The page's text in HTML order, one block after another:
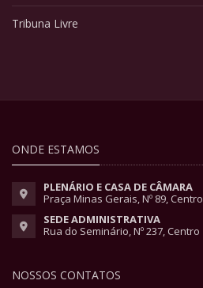
Tribuna Livre
ONDE ESTAMOS
PLENÁRIO E CASA DE CÂMARA
Praça Minas Gerais, Nº 89, Centro
SEDE ADMINISTRATIVA
Rua do Seminário, Nº 237, Centro
NOSSOS CONTATOS